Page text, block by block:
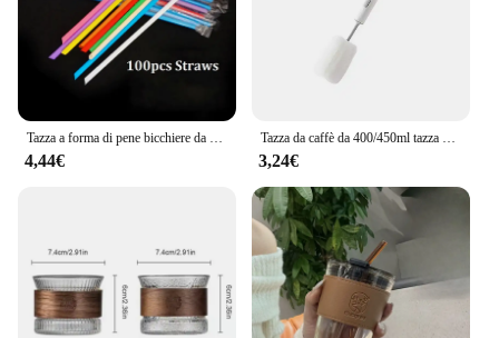
Tazza a forma di pene bicchiere da vino bicchiere da birra bicchiere da Cocktail divertente Design creativo ciucci whisky bicchiere da vino per la festa del Bar di casa
4,44€
Tazza da caffè da 400/450ml tazza di vetro a righe semplici con coperchio e cannuccia tazza da tè trasparente a bolle succo di latte moka tazze tazza da colazione
3,24€